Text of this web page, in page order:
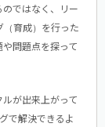
ではなく、リー
（育成）を行った
問題点を探って
が出来上がって
で解決できるよ